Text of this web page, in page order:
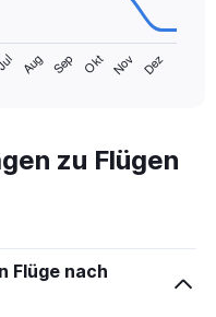
Jul Aug Sep Okt Nov Dez
zu Flügen
Flüge nach